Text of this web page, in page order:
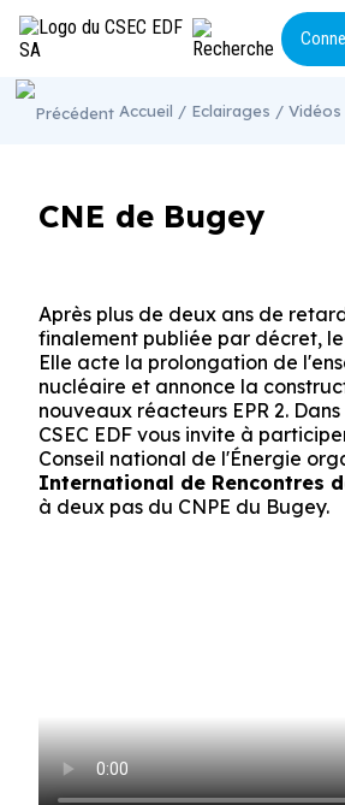
LE CSEC
CONTACT
Accueil / Eclairages / Vidéos
CNE de Bugey
Après plus de deux ans de
finalement publiée par décret, le
Elle acte la prolongation de
nucléaire et annonce la
nouveaux réacteurs EPR 2.
CSEC EDF vous invite à
Conseil national de l'Énergie
International de Rencontres
à deux pas du CNPE du Bugey.
Panneau de gestion des cookies